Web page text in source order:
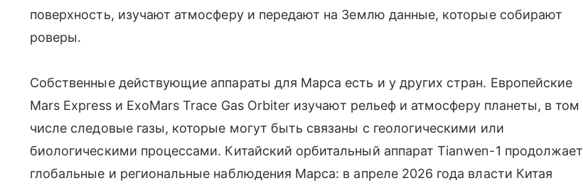
поверхность, изучают атмосферу и передают на Землю данные, которые собирают
роверы.
Собственные действующие аппараты для Марса есть и у других стран. Европейские
Mars Express и ExoMars Trace Gas Orbiter изучают рельеф и атмосферу планеты, в том
числе следовые газы, которые могут быть связаны с геологическими или
биологическими процессами. Китайский орбитальный аппарат Tianwen-1 продолжает
глобальные и региональные наблюдения Марса: в апреле 2026 года власти Китая